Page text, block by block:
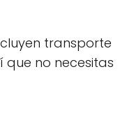
transporte
que no necesitas